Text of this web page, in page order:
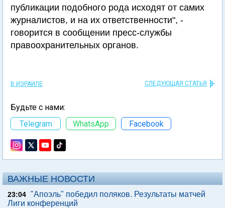
публикации подобного рода исходят от самих
журналистов, и на их ответственности", -
говорится в сообщении пресс-службы
правоохранительных органов.
В ИЗРАИЛЕ СЛЕДУЮЩАЯ СТАТЬЯ
Будьте с нами:
Telegram
WhatsApp Facebook
ВАЖНЫЕ НОВОСТИ
23:04 "Апоэль" победил поляков. Результаты матчей
Лиги конференций